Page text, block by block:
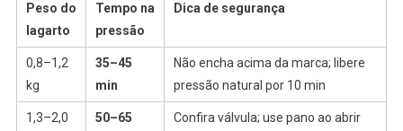
Peso do
lagarto
Tempo na
pressão
Dica de segurança
0,8–1,2
kg
35–45
min
Não encha acima da marca; libere
pressão natural por 10 min
1,3–2,0
50–65
Confira válvula; use pano ao abrir